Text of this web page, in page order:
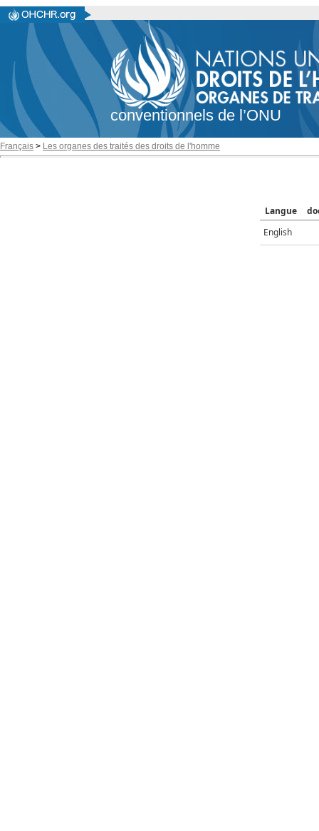
conventionnels de l’ONU
Français > Les organes des traités des droits de l'homme
Langue
English